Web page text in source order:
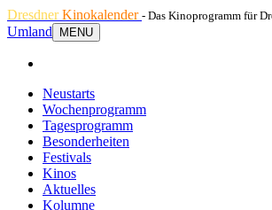
DresdnerKinokalender - Das Kinoprogramm für
Umland
MENU
Neustarts
Wochenprogramm
Tagesprogramm
Besonderheiten
Festivals
Kinos
Aktuelles
Kolumne